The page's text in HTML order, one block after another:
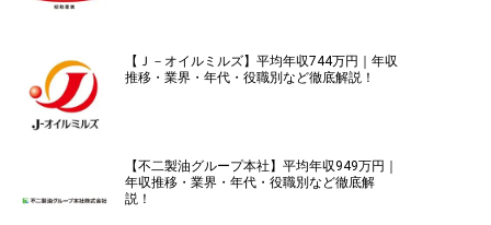
【Ｊ－オイルミルズ】平均年収744万円｜年収
推移・業界・年代・役職別など徹底解説！
【不二製油グループ本社】平均年収949万円｜
年収推移・業界・年代・役職別など徹底解
説！